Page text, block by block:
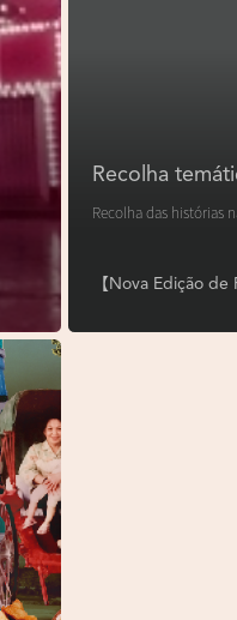
Recolha
Recolha das histórias
【Nova Edição